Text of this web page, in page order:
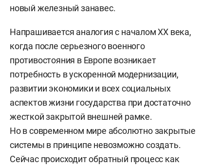
новый железный занавес.
Напрашивается аналогия с началом XX века,
когда после серьезного военного
противостояния в Европе возникает
потребность в ускоренной модернизации,
развитии экономики и всех социальных
аспектов жизни государства при достаточно
жесткой закрытой внешней рамке.
Но в современном мире абсолютно закрытые
системы в принципе невозможно создать.
Сейчас происходит обратный процесс как